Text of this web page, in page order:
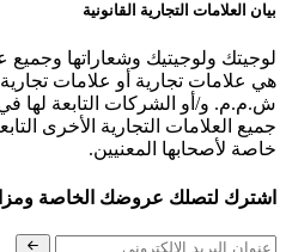
بيان العلامات التجارية القانونية
لوجيتك ولوجيتيك وشعاراتها وجميع
هي علامات تجارية أو علامات
ش.م.م. و/أو الشركات التابعة لها
جميع العلامات التجارية الأخرى
خاصة لأصحابها المعنيين.
اشترك لتصلك عروضك الخاصة